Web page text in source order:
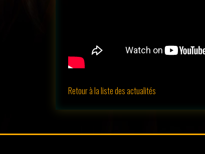
Retour à la liste des actualités